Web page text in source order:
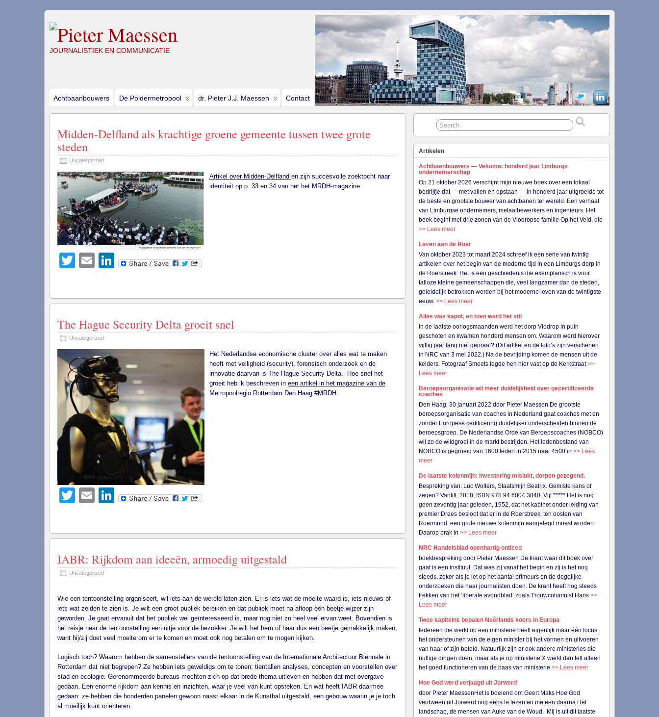
JOURNALISTIEK EN COMMUNICATIE
Achtbaanbouwers De Poldermetropool dr. Pieter J.J. Maessen Contact
Midden-Delfland als krachtige groene gemeente tussen twee grote
steden
Uncategorized
Artikel over Midden-Delfland en zijn succesvolle zoektocht naar
identiteit op p. 33 en 34 van het het MRDH-magazine.
Twitter
EmailLinkedIn
The Hague Security Delta groeit snel
Uncategorized
Het Nederlandse economische cluster over alles wat te maken
heeft met veiligheid (security), forensisch onderzoek en de
innovatie daarvan is The Hague Security Delta. Hoe snel het
groeit heb ik beschreven in een artikel in het magazine van de
Metropoolregio Rotterdam Den Haag #MRDH.
Twitter
EmailLinkedIn
IABR: Rijkdom aan ideeën, armoedig uitgestald
Uncategorized
Wie een tentoonstelling organiseert, wil iets aan de wereld laten zien. Er is iets wat de moeite waard is, iets nieuws of
iets wat zelden te zien is. Je wilt een groot publiek bereiken en dat publiek moet na afloop een beetje wijzer zijn
geworden. Je gaat ervanuit dat het publiek wel geïnteresseerd is, maar nog niet zo heel veel ervan weet. Bovendien is
het reisje naar de tentoonstelling een uitje voor de bezoeker. Je wilt het hem of haar dus een beetje gemakkelijk maken,
want hij/zij doet veel moeite om er te komen en moet ook nog betalen om te mogen kijken.
Logisch toch? Waarom hebben de samenstellers van de tentoonstelling van de Internationale Architectuur Biënnale in
Rotterdam dat niet begrepen? Ze hebben iets geweldigs om te tonen: tientallen analyses, concepten en voorstellen over
stad en ecologie. Gerenommeerde bureaus mochten zich op dat brede thema uitleven en hebben dat met overgave
gedaan. Een enorme rijkdom aan kennis en inzichten, waar je veel van kunt opsteken. En wat heeft IABR daarmee
gedaan: ze hebben die honderden panelen gewoon naast elkaar in de Kunsthal uitgestald, een gebouw waarin je je toch
al moeilijk kunt oriënteren.
Artikelen
Achtbaanbouwers — Vekoma: honderd jaar Limburgs
ondernemerschap
Op 21 oktober 2026 verschijnt mijn nieuwe boek over een lokaal
bedrijfje dat — met vallen en opstaan — in honderd jaar uitgroeide tot
de beste en grootste bouwer van achtbanen ter wereld. Een verhaal
van Limburgse ondernemers, metaalbewerkers en ingenieurs. Het
boek begint met drie zonen van de Vlodropse familie Op het Veld, die
>> Lees meer
Leven aan de Roer
Van oktober 2023 tot maart 2024 schreef ik een serie van twintig
artikelen over het begin van de moderne tijd in een Limburgs dorp in
de Roerstreek. Het is een geschiedenis die exemplarisch is voor
talloze kleine gemeenschappen die, veel langzamer dan de steden,
geleidelijk betrokken werden bij het moderne leven van de twintigste
eeuw.>> Lees meer
Alles was kapot, en toen werd het stil
In de laatste oorlogsmaanden werd het dorp Vlodrop in puin
geschoten en kwamen honderd mensen om. Waarom werd hierover
vijftig jaar lang niet gepraat? (Dit artikel en de foto’s zijn verschenen
in NRC van 3 mei 2022.) Na de bevrijding komen de mensen uit de
kelders. Fotograaf Smeets legde hen hier vast op de Kerkstraat>>
Lees meer
Beroepsorganisatie wil meer duidelijkheid over gecertificeerde
coaches
Den Haag, 30 januari 2022 door Pieter Maessen De grootste
beroepsorganisatie van coaches in Nederland gaat coaches met en
zonder Europese certificering duidelijker onderscheiden binnen de
beroepsgroep. De Nederlandse Orde van Beroepscoaches (NOBCO)
wil zo de wildgroei in de markt bestrijden. Het ledenbestand van
NOBCO is gegroeid van 1600 leden in 2015 naar 4500 in>> Lees
meer
De laatste kolenmijn: investering mislukt, dorpen gezegend.
Bespreking van: Luc Wolters, Staatsmijn Beatrix. Gemiste kans of
zegen? Vantilt, 2018, ISBN 978 94 6004 3840. Vijf ***** Het is nog
geen zeventig jaar geleden, 1952, dat het kabinet onder leiding van
premier Drees besloot dat er in de Roerstreek, ten oosten van
Roermond, een grote nieuwe kolenmijn aangelegd moest worden.
Daarop brak in>> Lees meer
NRC Handelsblad openhartig ontleed
boekbespreking door Pieter Maessen De krant waar dit boek over
gaat is een instituut. Dat was zij vanaf het begin en zij is het nog
steeds, zeker als je let op het aantal primeurs en de degelijke
onderzoeken die haar journalisten doen. De krant heeft nog steeds
trekken van het ‘liberale avondblad’ zoals Trouwcolumnist Hans>>
Lees meer
Twee kapiteins bepalen Neêrlands koers in Europa
Iedereen die werkt op een ministerie heeft eigenlijk maar één focus:
het ondersteunen van de eigen minister bij het vormen en uitvoeren
van haar of zijn beleid. Natuurlijk zijn er ook andere ministeries die
nuttige dingen doen, maar als je op ministerie X werkt dan telt alleen
het goed functioneren van de baas van ministerie>> Lees meer
Hoe God werd verjaagd uit Jorwerd
door Pieter MaessenHet is boeiend om Geert Maks Hoe God
verdween uit Jorwerd nog eens te lezen en meteen daarna Het
landschap, de mensen van Auke van de Woud. Mij is uit dit laatste